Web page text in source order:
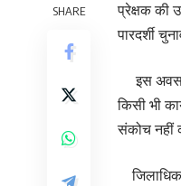
SHARE
प्रेक्षक की
पारदर्शी
इस अवसर
किसी भी
संकोच नहीं